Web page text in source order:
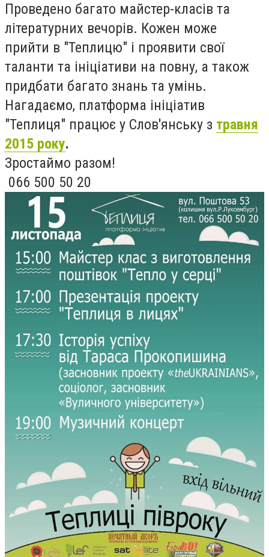
Проведено багато майстер-класів та
літературних вечорів. Кожен може
прийти в "Теплицю" і проявити свої
таланти та ініціативи на повну, а також
придбати багато знань та умінь.
Нагадаємо, платформа ініціатив
"Теплиця" працює у Слов'янську з травня
2015 року.
Зростаймо разом!
066 500 50 20